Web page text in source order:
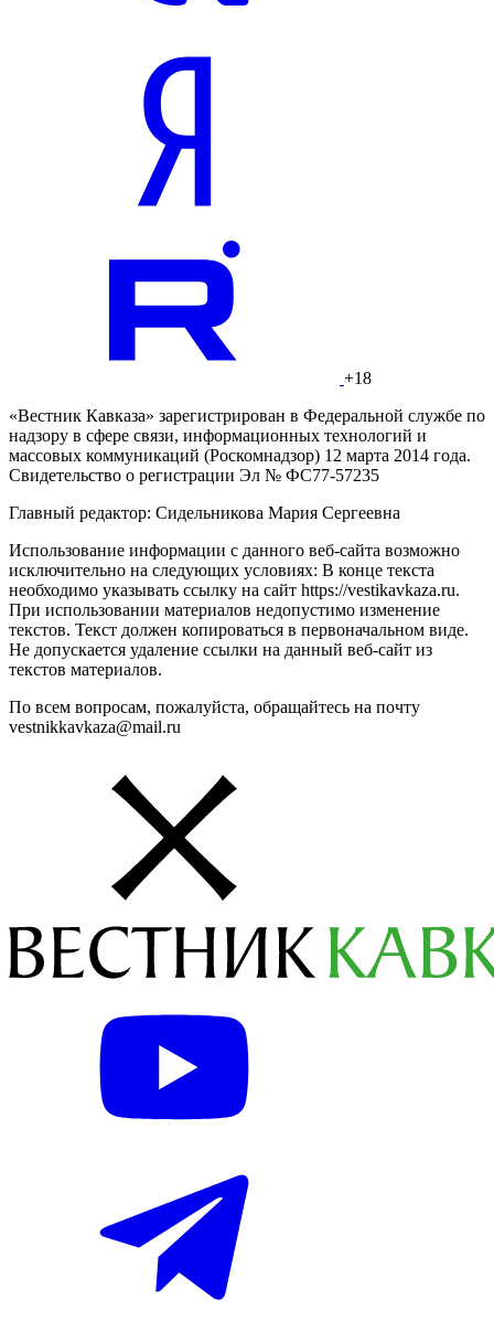
+18
«Вестник Кавказа» зарегистрирован в Федеральной службе по
надзору в сфере связи, информационных технологий и
массовых коммуникаций (Роскомнадзор) 12 марта 2014 года.
Свидетельство о регистрации Эл № ФС77-57235
Главный редактор: Сидельникова Мария Сергеевна
Использование информации с данного веб-сайта возможно
исключительно на следующих условиях: В конце текста
необходимо указывать ссылку на сайт https://vestikavkaza.ru.
При использовании материалов недопустимо изменение
текстов. Текст должен копироваться в первоначальном виде.
Не допускается удаление ссылки на данный веб-сайт из
текстов материалов.
По всем вопросам, пожалуйста, обращайтесь на почту
vestnikkavkaza@mail.ru